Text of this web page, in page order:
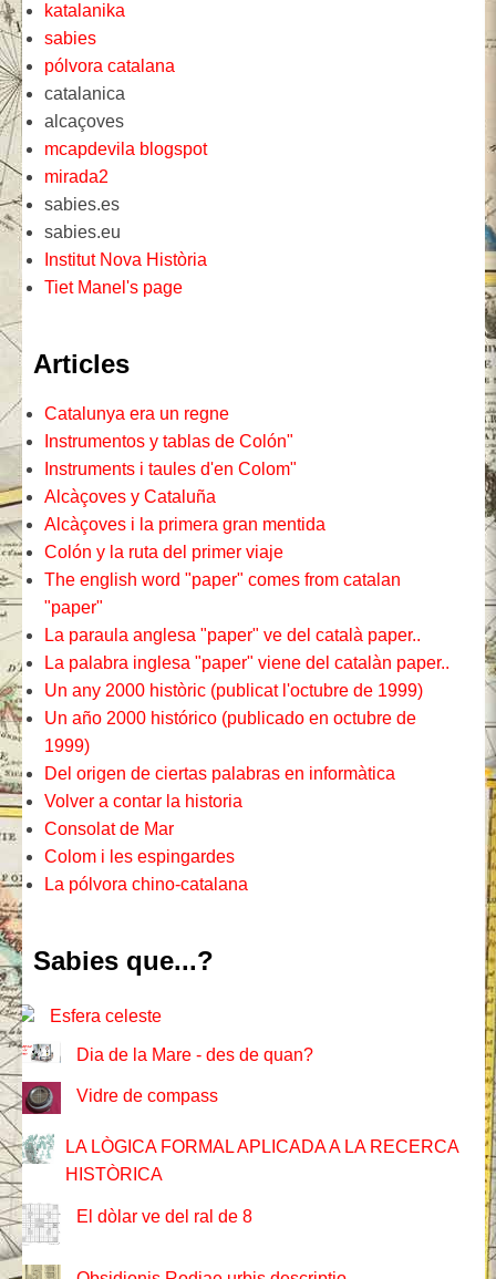
katalanika
sabies
pólvora catalana
catalanica
alcaçoves
mcapdevila blogspot
mirada2
sabies.es
sabies.eu
Institut Nova Història
Tiet Manel's page
Articles
Catalunya era un regne
Instrumentos y tablas de Colón"
Instruments i taules d'en Colom"
Alcàçoves y Cataluña
Alcàçoves i la primera gran mentida
Colón y la ruta del primer viaje
The english word "paper" comes from catalan
"paper"
La paraula anglesa "paper" ve del català paper..
La palabra inglesa "paper" viene del catalàn paper..
Un any 2000 històric (publicat l'octubre de 1999)
Un año 2000 histórico (publicado en octubre de
1999)
Del origen de ciertas palabras en informàtica
Volver a contar la historia
Consolat de Mar
Colom i les espingardes
La pólvora chino-catalana
Sabies que...?
Esfera celeste
Dia de la Mare - des de quan?
Vidre de compass
LA LÒGICA FORMAL APLICADA A LA RECERCA
HISTÒRICA
El dòlar ve del ral de 8